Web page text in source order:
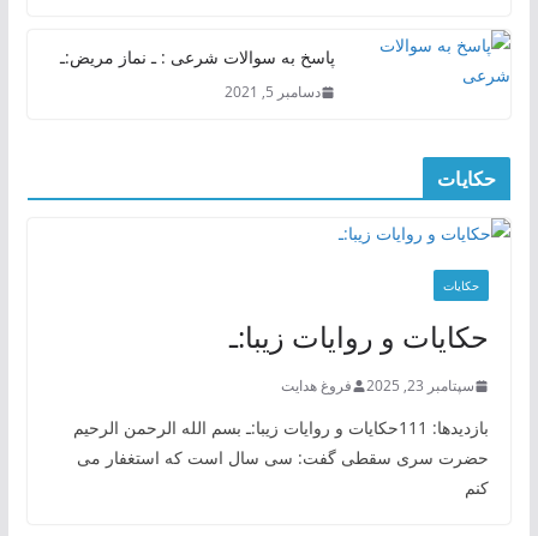
پاسخ به سوالات شرعی : ـ نماز مریض:ـ
دسامبر 5, 2021
حکایات
حکایات
حکایات و روایات زیبا:ـ
سپتامبر 23, 2025 فروغ هدایت
بازدیدها: 111حکایات و روایات زیبا:ـ بسم الله الرحمن الرحیم
حضرت سری سقطی گفت: سی سال است که استغفار می
کنم